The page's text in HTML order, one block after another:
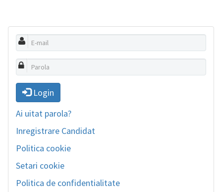
Login
Ai uitat parola?
Inregistrare Candidat
Politica cookie
Setari cookie
Politica de confidentialitate